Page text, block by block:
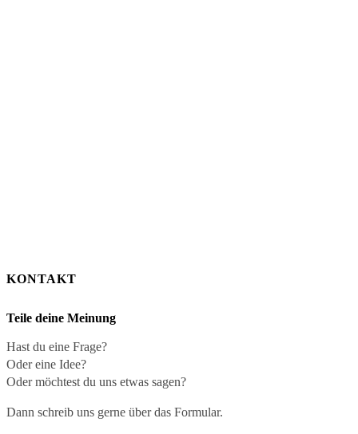
KONTAKT
Teile deine Meinung
Hast du eine Frage?
Oder eine Idee?
Oder möchtest du uns etwas sagen?
Dann schreib uns gerne über das Formular.